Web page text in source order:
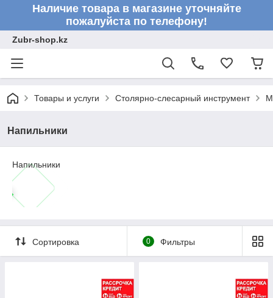
Наличие товара в магазине уточняйте
пожалуйста по телефону!
Zubr-shop.kz
Товары и услуги Столярно-слесарный инструмент
Напильники
Напильники
Сортировка 0 Фильтры